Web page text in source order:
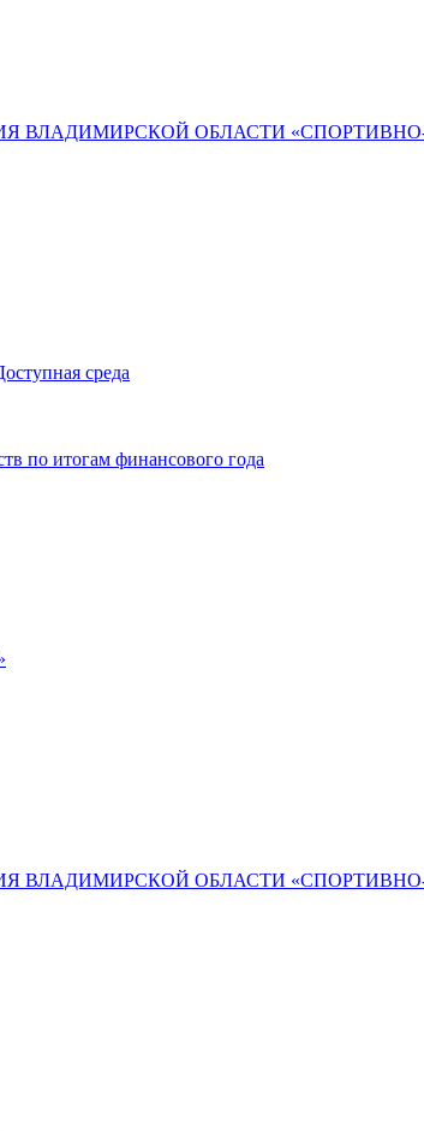
ВЛАДИМИРСКОЙ ОБЛАСТИ
среда
по итогам финансового года
ВЛАДИМИРСКОЙ ОБЛАСТИ